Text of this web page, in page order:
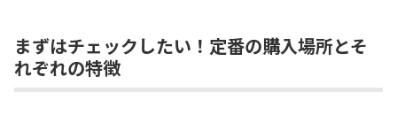
まずはチェックしたい！定番の購入場所とそ
れぞれの特徴